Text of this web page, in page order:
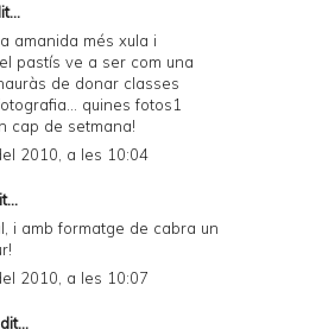
amanida més xula i
pastís ve a ser com una
de donar classes
quines fotos1
cap de setmana!
2010, a les 10:04
i amb formatge de cabra un
2010, a les 10:07